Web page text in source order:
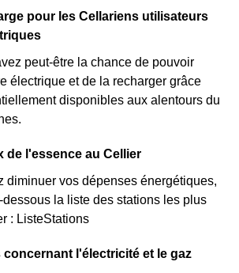
pour les Cellariens utilisateurs
peut-être la chance de pouvoir
électrique et de la recharger grâce
disponibles aux alentours du
de l'essence au Cellier
diminuer vos dépenses énergétiques,
la liste des stations les plus
: ListeStations
concernant l'électricité et le gaz